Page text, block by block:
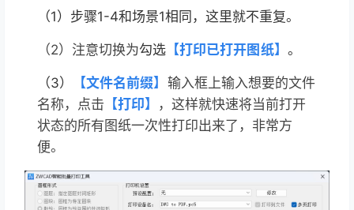
（1）步骤1-4和场景1相同，这里就不重复。
（2）注意切换为勾选 【打印已打开图纸】 。
（3） 【文件名前缀】 输入框上输入想要的文件
名称，点击 【打印】 ，这样就快速将当前打开
状态的所有图纸一次性打印出来了，非常方
便。